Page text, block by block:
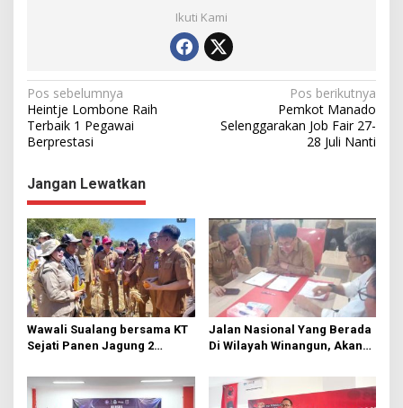
Ikuti Kami
N
a
v
i
g
a
s
i
p
o
s
Pos sebelumnya
Heintje Lombone Raih
Terbaik 1 Pegawai
Berprestasi
Pos berikutnya
Pemkot Manado
Selenggarakan Job Fair 27-
28 Juli Nanti
Jangan Lewatkan
Wawali Sualang bersama KT
Sejati Panen Jagung 2
Jalan Nasional Yang Berada
Di Wilayah Winangun, Akan